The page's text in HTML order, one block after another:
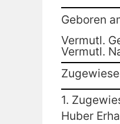
Geboren
Vermutl.
Vermutl.
1.
Huber